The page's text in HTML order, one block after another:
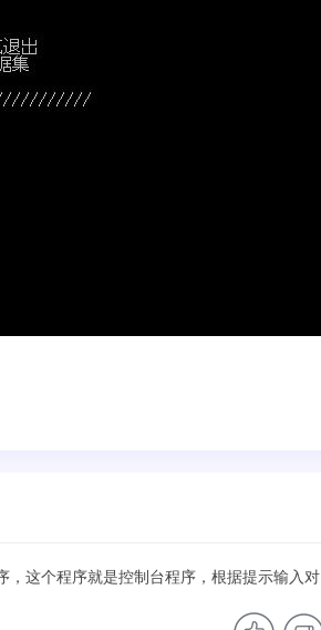
，这个程序就是控制台程序，根据提示输入对